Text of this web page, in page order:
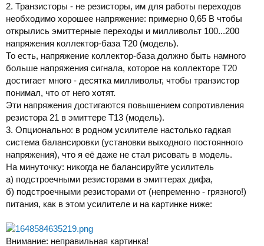
2. Транзисторы - не резисторы, им для работы переходов
необходимо хорошее напряжение: примерно 0,65 В чтобы
открылись эмиттерные переходы и милливольт 100...200
напряжения коллектор-база Т20 (модель).
То есть, напряжение коллектор-база должно быть намного
больше напряжения сигнала, которое на коллекторе Т20
достигает много - десятка милливольт, чтобы транзистор
понимал, что от него хотят.
Эти напряжения достигаются повышением сопротивления
резистора 21 в эмиттере Т13 (модель).
3. Опционально: в родном усилителе настолько гадкая
система балансировки (установки выходного постоянного
напряжения), что я её даже не стал рисовать в модель.
На минуточку: никогда не балансируйте усилитель
а) подстроечными резисторами в эмиттерах дифа,
б) подстроечными резисторами от (непременно - грязного!)
питания, как в этом усилителе и на картинке ниже:
Внимание: неправильная картинка!